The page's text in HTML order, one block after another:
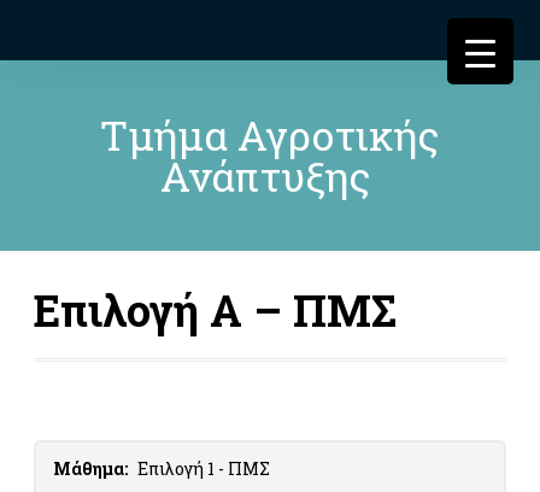
Τμήμα Αγροτικής
Ανάπτυξης
Επιλογή Α – ΠΜΣ
Μάθημα: Επιλογή 1 - ΠΜΣ